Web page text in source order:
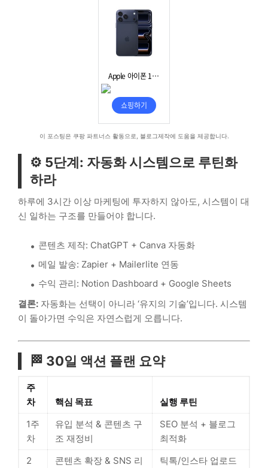
이 포스팅은 쿠팡 파트너스 활동으로, 블로그제작에 도움을 제공합니다.
⚙️ 5단계: 자동화 시스템으로 루틴화
하라
하루에 3시간 이상 마케팅에 투자하지 않아도, 시스템이 대
신 일하는 구조를 만들어야 합니다.
콘텐츠 제작: ChatGPT + Canva 자동화
메일 발송: Zapier + Mailerlite 연동
수익 관리: Notion Dashboard + Google Sheets
결론: 자동화는 선택이 아니라 ‘유지의 기술’입니다. 시스템
이 돌아가면 수익은 자연스럽게 오릅니다.
🏁 30일 액션 플랜 요약
주
차
핵심 목표
실행 루틴
1주
차
유입 분석 & 콘텐츠 구
조 재정비
SEO 분석 + 블로그
최적화
2
콘텐츠 확장 & SNS 리
틱톡/인스타 업로드